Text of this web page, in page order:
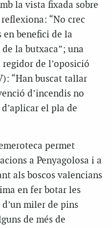
la vista fixada sobre
“No crec
en benefici de la
la butxaca”; una
de l’oposició
“Han buscat tallar
d’incendis no
d’aplicar el pla de
permet
a Penyagolosa i a
als boscos valencians
en fer botar les
miler de pins
de més de